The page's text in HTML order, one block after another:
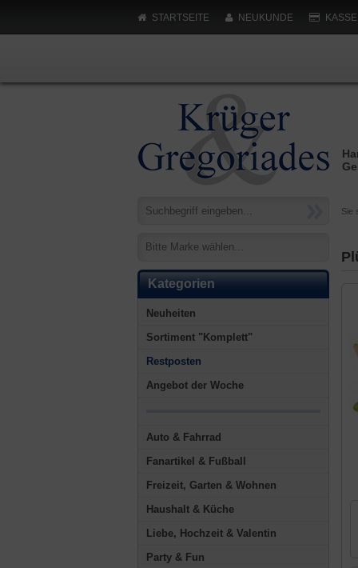
STARTSEITE NEUKUNDE KASSE
Bitte Marke wählen...
Kategorien
Neuheiten
Sortiment "Komplett"
Restposten
Angebot der Woche
Auto & Fahrrad
Fanartikel & Fußball
Freizeit, Garten & Wohnen
Haushalt & Küche
Liebe, Hochzeit & Valentin
Party & Fun
Sie